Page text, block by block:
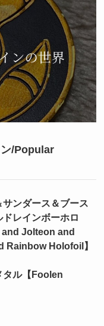
ン/Popular
サンダース＆ブース
レインボーホロ
and Jolteon and
Rainbow Holofoil】
タル【Foolen